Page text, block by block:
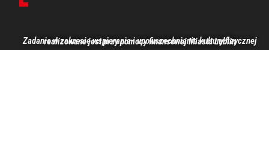
Zadanie w zakresie wspierania i upowszechniania kultury fizycznej realizowane jest przy pomocy finansowej Miasta Lublin